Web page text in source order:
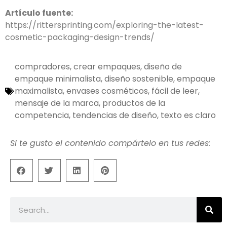
Artículo fuente:
https://rittersprinting.com/exploring-the-latest-
cosmetic-packaging-design-trends/
compradores,crear empaques,diseño de
empaque minimalista,diseño sostenible,empaque
maximalista,envases cosméticos, fácil de leer,
mensaje de la marca, productos de la
competencia, tendencias de diseño, texto es claro
Si te gusto el contenido compártelo en tus redes: